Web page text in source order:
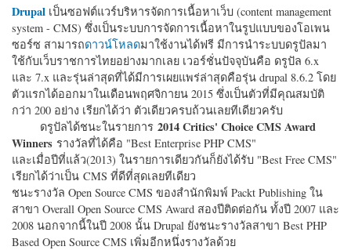
Drupal เป็นซอฟต์แวร์บริหารจัดการเนื้อหาเว็บ (content management
system - CMS) ซึ่งเป็นระบบการจัดการเนื้อหาในรูปแบบของโอเพน
ซอร์ซ สามารถดาวน์โหลดมาใช้งานได้ฟรี มีการนำระบบดรูปัลมา
ใช้กับเว็บราชการไทยอย่างมากเลย เวอร์ชั่นปัจจุบันคือ ดรูปัล 6.x
และ 7.x และรุ่นล่าสุดที่ได้มีการเผยแพร่ล่าสุดคือรุ่น drupal 8.6.2 โดย
ตัวแรกได้ออกมาในเดือนพฤศจิกายน 2015 ซึ่งเป็นตัวที่มีคุณสมบัติ
กว่า 200 อย่าง เรียกได้ว่า ตัวเดียวครบถ้วนเลยทีเดียวครับ
ดรูปัลได้ชนะในรายการ 2014 Critics' Choice CMS Award
Winners รางวัลที่ได้คือ "Best Enterprise PHP CMS"
และเมื่อปีที่แล้ว(2013) ในรายการเดียวกันก็ยังได้รับ "Best Free CMS"
เรียกได้ว่าเป็น CMS ที่ดีที่สุดเลยทีเดียว
ชนะรางวัล Open Source CMS ของสำนักพิมพ์ Packt Publishing ใน
สาขา Overall Open Source CMS Award สองปีติดต่อกัน ทั้งปี 2007 และ
2008 นอกจากนี้ในปี 2008 นั้น Drupal ยังชนะรางวัลสาขา Best PHP
Based Open Source CMS เพิ่มอีกหนึ่งรางวัลด้วย